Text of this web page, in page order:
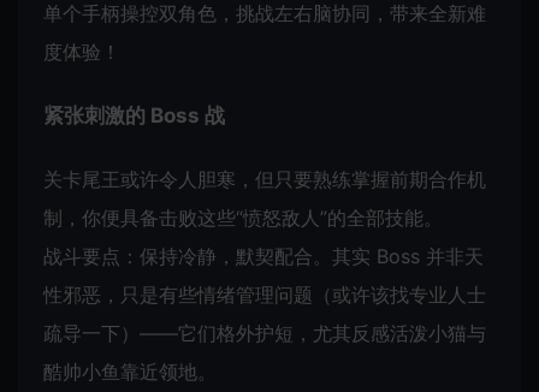
单个手柄操控双角色，挑战左右脑协同，带来全新难
度体验！
紧张刺激的 Boss 战
关卡尾王或许令人胆寒，但只要熟练掌握前期合作机
制，你便具备击败这些“愤怒敌人”的全部技能。
战斗要点：保持冷静，默契配合。其实 Boss 并非天
性邪恶，只是有些情绪管理问题（或许该找专业人士
疏导一下）——它们格外护短，尤其反感活泼小猫与
酷帅小鱼靠近领地。